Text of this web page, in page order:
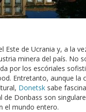
Este de Ucrania y, a la
minera del país. No
por los escóriales
Entretanto, aunque la
Donetsk sabe
Donbass son
el mundo entero.